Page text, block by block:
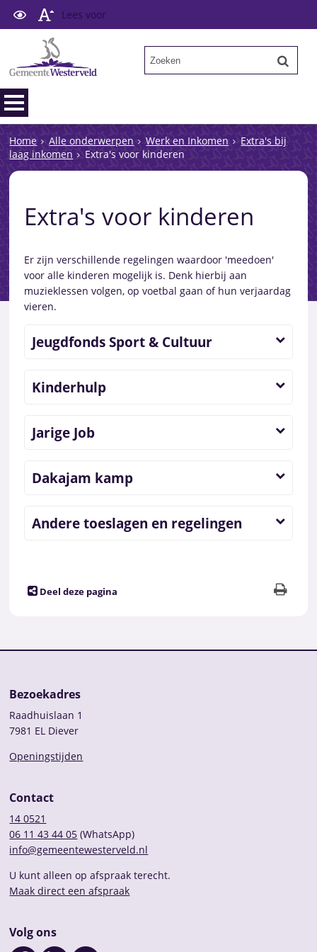
Lees voor
Home Alle onderwerpen Werk en Inkomen
Extra's bij
laag inkomen
Extra's voor kinderen
Extra's voor kinderen
Er zijn verschillende regelingen waardoor 'meedoen'
voor alle kinderen mogelijk is. Denk hierbij aan
muzieklessen volgen, op voetbal gaan of hun verjaardag
vieren.
Jeugdfonds Sport & Cultuur
Kinderhulp
Jarige Job
Dakajam kamp
Andere toeslagen en regelingen
Deel deze pagina
Bezoekadres
Raadhuislaan 1
7981 EL Diever
Openingstijden
Contact
14 0521
06 11 43 44 05 (WhatsApp)
info@gemeentewesterveld.nl
U kunt alleen op afspraak terecht.
Maak direct een afspraak
Volg ons